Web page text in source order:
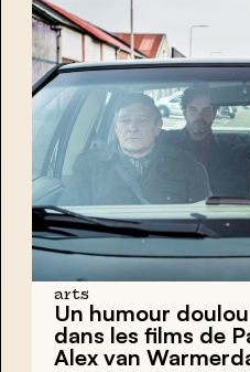
arts
Un humour
dans les films de
Alex van